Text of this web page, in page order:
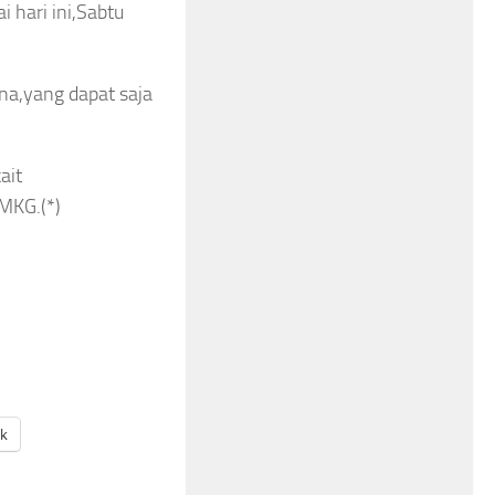
hari ini,Sabtu
dapat saja